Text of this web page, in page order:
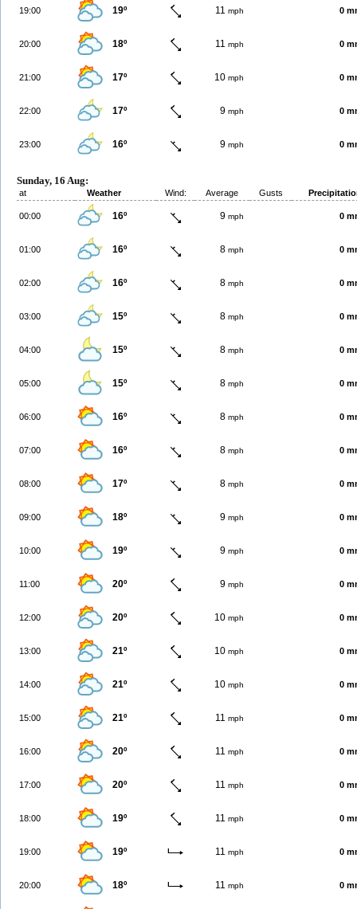
19:00 19º 11 mph 0
20:00 18º 11 mph 0
21:00 17º 10 mph 0
22:00 17º 9 mph 0
23:00 16º 9 mph 0
Sunday, 16 Aug:
at Weather Wind: Average Gusts
00:00 16º 9 mph 0
01:00 16º 8 mph 0
02:00 16º 8 mph 0
03:00 15º 8 mph 0
04:00 15º 8 mph 0
05:00 15º 8 mph 0
06:00 16º 8 mph 0
07:00 16º 8 mph 0
08:00 17º 8 mph 0
09:00 18º 9 mph 0
10:00 19º 9 mph 0
11:00 20º 9 mph 0
12:00 20º 10 mph 0
13:00 21º 10 mph 0
14:00 21º 10 mph 0
15:00 21º 11 mph 0
16:00 20º 11 mph 0
17:00 20º 11 mph 0
18:00 19º 11 mph 0
19:00 19º 11 mph 0
20:00 18º 11 mph 0